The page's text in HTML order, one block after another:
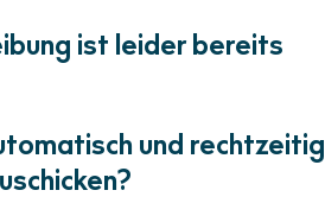
ist leider bereits
und rechtzeitig